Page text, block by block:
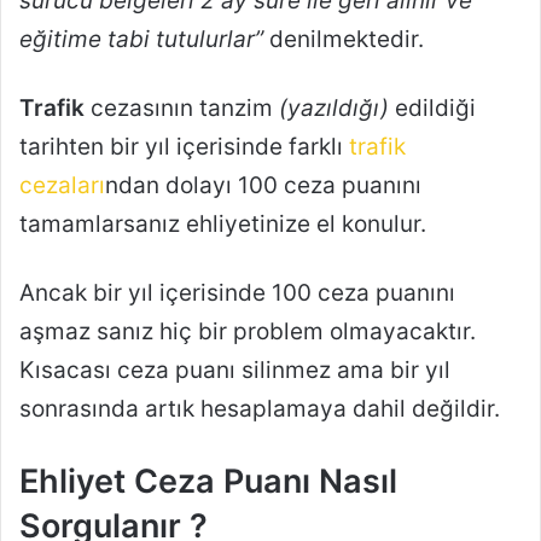
eğitime tabi tutulurlar”denilmektedir.
Trafik cezasının tanzim (yazıldığı) edildiği
tarihten bir yıl içerisinde farklı trafik
cezalarından dolayı 100 ceza puanını
tamamlarsanız ehliyetinize el konulur.
Ancak bir yıl içerisinde 100 ceza puanını
aşmaz sanız hiç bir problem olmayacaktır.
Kısacası ceza puanı silinmez ama bir yıl
sonrasında artık hesaplamaya dahil değildir.
Ehliyet Ceza Puanı Nasıl
Sorgulanır ?